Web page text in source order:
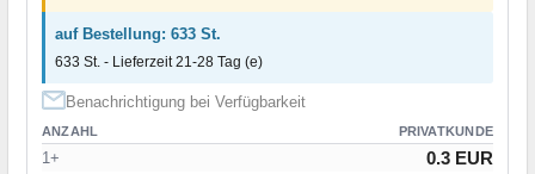
auf Bestellung: 633 St.
633 St. - Lieferzeit 21-28 Tag (e)
Benachrichtigung bei Verfügbarkeit
ANZAHL PRIVATKUNDE
1+ 0.3 EUR